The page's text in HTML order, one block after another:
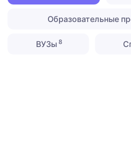
Образовательные
ВУЗы8